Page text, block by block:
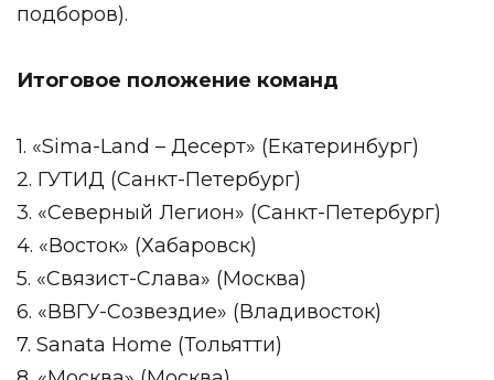
подборов).
Итоговое положение команд
1. «Sima-Land – Десерт» (Екатеринбург)
2. ГУТИД (Санкт-Петербург)
3. «Северный Легион» (Санкт-Петербург)
4. «Восток» (Хабаровск)
5. «Связист-Слава» (Москва)
6. «ВВГУ-Созвездие» (Владивосток)
7. Sanata Home (Тольятти)